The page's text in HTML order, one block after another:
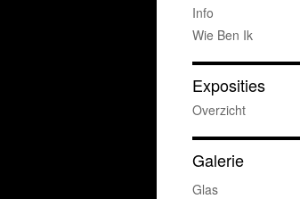
Info
Wie Ben Ik
Exposities
Overzicht
Galerie
Glas